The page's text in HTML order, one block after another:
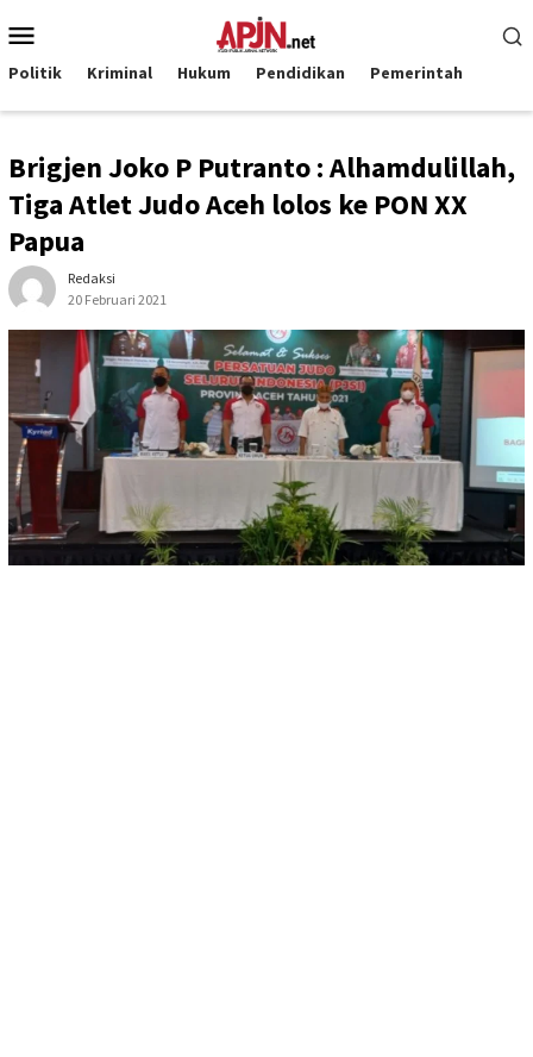
ke
kontenMobile
Politik Kriminal Hukum Pendidikan Pemerintah
Brigjen Joko P Putranto : Alhamdulillah,
Tiga Atlet Judo Aceh lolos ke PON XX
Papua
Redaksi
20 Februari 2021